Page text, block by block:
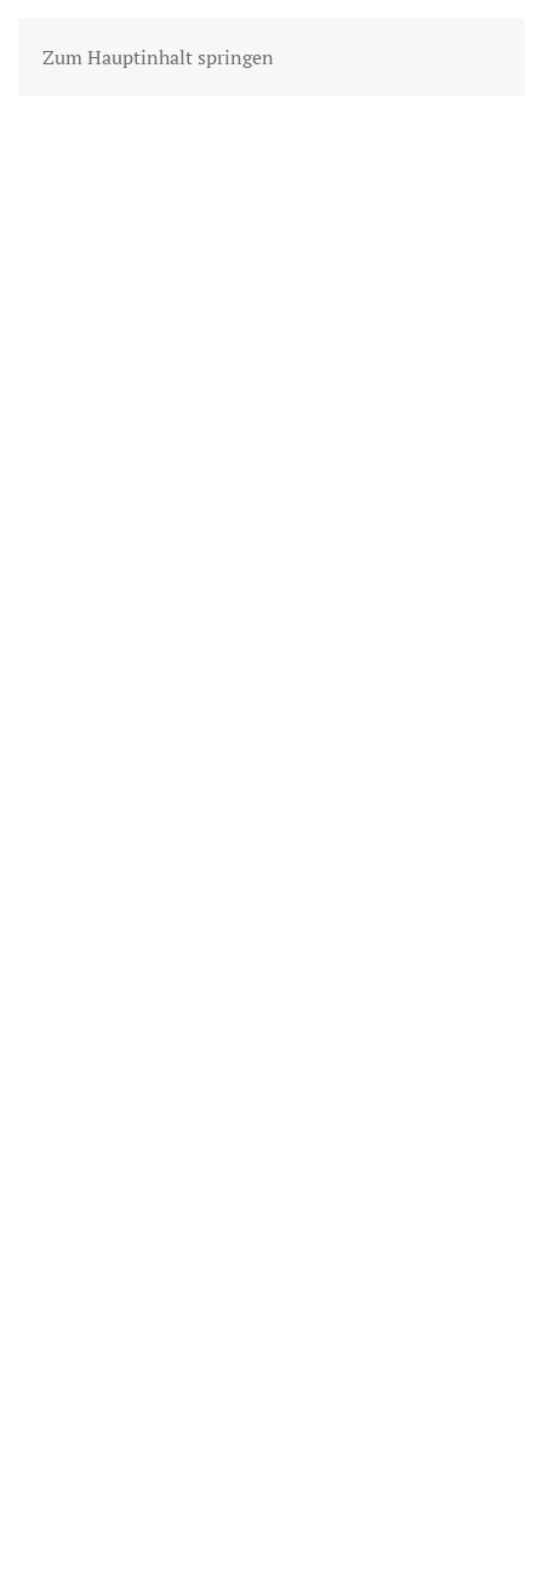
Zum Hauptinhalt springen